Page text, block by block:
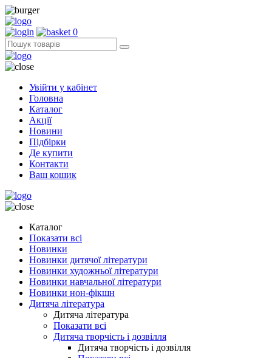
0
Увійти у кабінет
Головна
Каталог
Акції
Новини
Підбірки
Де купити
Контакти
Ваш кошик
Каталог
Показати всі
Новинки
Новинки дитячої літератури
Новинки художньої літератури
Новинки навчальної літератури
Новинки нон-фікшн
Дитяча література
Дитяча література
Показати всі
Дитяча творчість і дозвілля
Дитяча творчість і дозвілля